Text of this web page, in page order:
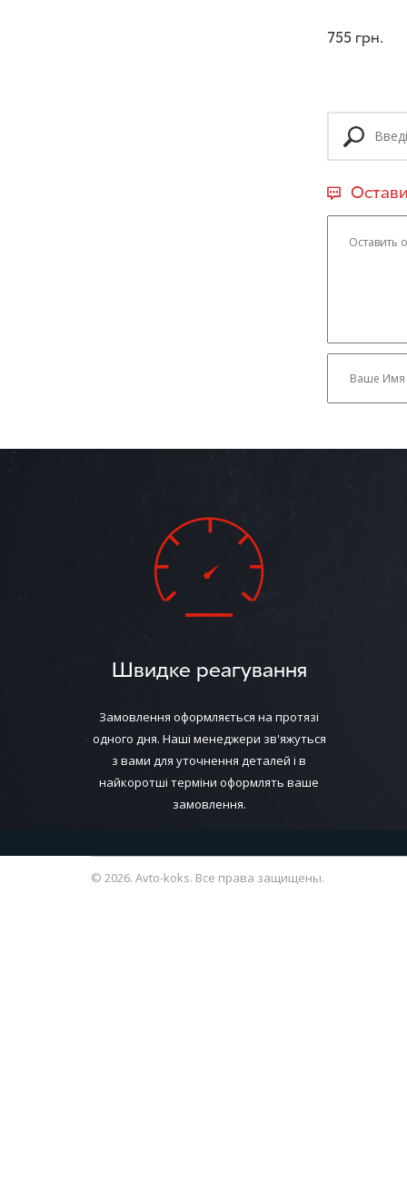
755 грн.
Швидке реагування
Замовлення оформляється на протязі
одного дня. Наші менеджери зв'яжуться
з вами для уточнення деталей і в
найкоротші терміни оформлять ваше
замовлення.
© 2026. Avto-koks. Все права защищены.